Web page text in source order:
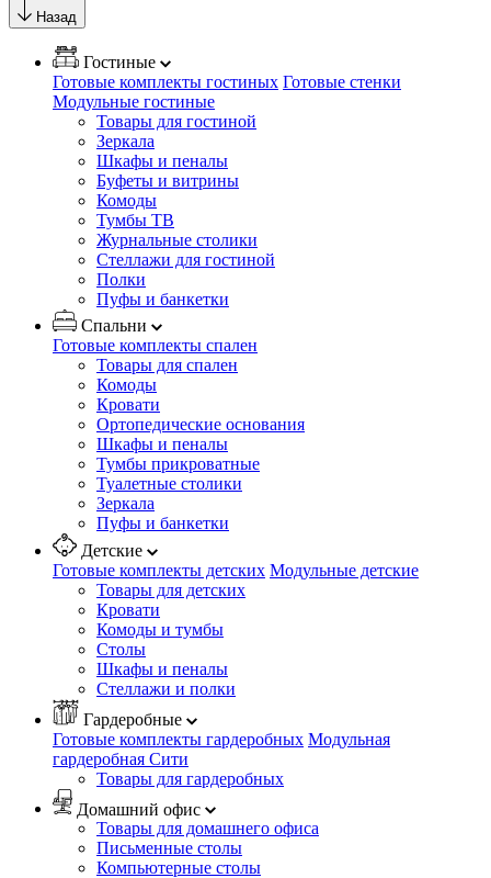
Назад
Гостиные
Готовые комплекты гостиных Готовые стенки
Модульные гостиные
Товары для гостиной
Зеркала
Шкафы и пеналы
Буфеты и витрины
Комоды
Тумбы ТВ
Журнальные столики
Стеллажи для гостиной
Полки
Пуфы и банкетки
Спальни
Готовые комплекты спален
Товары для спален
Комоды
Кровати
Ортопедические основания
Шкафы и пеналы
Тумбы прикроватные
Туалетные столики
Зеркала
Пуфы и банкетки
Детские
Готовые комплекты детских Модульные детские
Товары для детских
Кровати
Комоды и тумбы
Столы
Шкафы и пеналы
Стеллажи и полки
Гардеробные
Готовые комплекты гардеробных Модульная
гардеробная Сити
Товары для гардеробных
Домашний офис
Товары для домашнего офиса
Письменные столы
Компьютерные столы